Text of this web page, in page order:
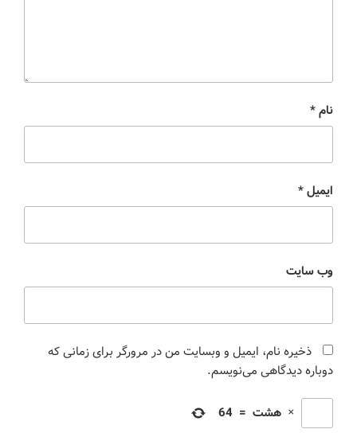
نام*
ایمیل*
وب‌ سایت
ذخیره نام، ایمیل و وبسایت من در مرورگر برای زمانی که
دوباره دیدگاهی می‌نویسم.
× هشت =
64